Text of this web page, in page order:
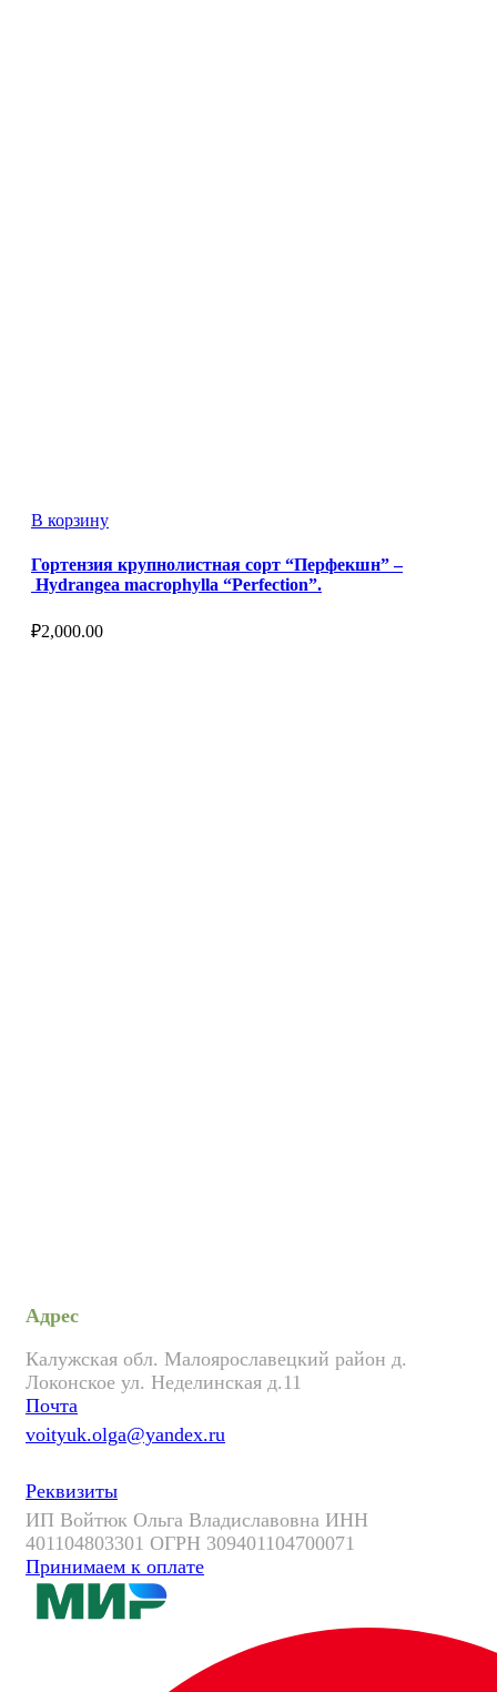
В корзину
Гортензия крупнолистная сорт “Перфекшн” –
Hydrangea macrophylla “Perfection”.
₽2,000.00
Адрес
Калужская обл. Малоярославецкий район д.
Локонское ул. Неделинская д.11
Почта
voityuk.olga@yandex.ru
Реквизиты
ИП Войтюк Ольга Владиславовна ИНН
401104803301 ОГРН 309401104700071
Принимаем к оплате